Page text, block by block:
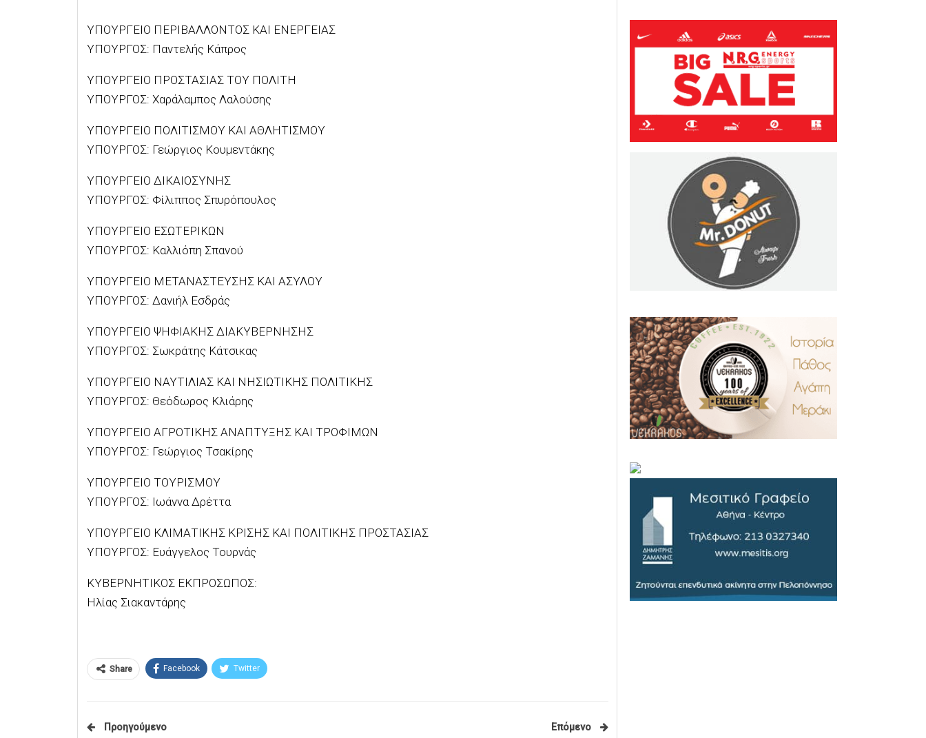
ΥΠΟΥΡΓΕΙΟ ΠΕΡΙΒΑΛΛΟΝΤΟΣ ΚΑΙ ΕΝΕΡΓΕΙΑΣ
ΥΠΟΥΡΓΟΣ: Παντελής Κάπρος
ΥΠΟΥΡΓΕΙΟ ΠΡΟΣΤΑΣΙΑΣ ΤΟΥ ΠΟΛΙΤΗ
ΥΠΟΥΡΓΟΣ: Χαράλαμπος Λαλούσης
ΥΠΟΥΡΓΕΙΟ ΠΟΛΙΤΙΣΜΟΥ ΚΑΙ ΑΘΛΗΤΙΣΜΟΥ
ΥΠΟΥΡΓΟΣ: Γεώργιος Κουμεντάκης
ΥΠΟΥΡΓΕΙΟ ΔΙΚΑΙΟΣΥΝΗΣ
ΥΠΟΥΡΓΟΣ: Φίλιππος Σπυρόπουλος
ΥΠΟΥΡΓΕΙΟ ΕΣΩΤΕΡΙΚΩΝ
ΥΠΟΥΡΓΟΣ: Καλλιόπη Σπανού
ΥΠΟΥΡΓΕΙΟ ΜΕΤΑΝΑΣΤΕΥΣΗΣ ΚΑΙ ΑΣΥΛΟΥ
ΥΠΟΥΡΓΟΣ: Δανιήλ Εσδράς
ΥΠΟΥΡΓΕΙΟ ΨΗΦΙΑΚΗΣ ΔΙΑΚΥΒΕΡΝΗΣΗΣ
ΥΠΟΥΡΓΟΣ: Σωκράτης Κάτσικας
ΥΠΟΥΡΓΕΙΟ ΝΑΥΤΙΛΙΑΣ ΚΑΙ ΝΗΣΙΩΤΙΚΗΣ ΠΟΛΙΤΙΚΗΣ
ΥΠΟΥΡΓΟΣ: Θεόδωρος Κλιάρης
ΥΠΟΥΡΓΕΙΟ ΑΓΡΟΤΙΚΗΣ ΑΝΑΠΤΥΞΗΣ ΚΑΙ ΤΡΟΦΙΜΩΝ
ΥΠΟΥΡΓΟΣ: Γεώργιος Τσακίρης
ΥΠΟΥΡΓΕΙΟ ΤΟΥΡΙΣΜΟΥ
ΥΠΟΥΡΓΟΣ: Ιωάννα Δρέττα
ΥΠΟΥΡΓΕΙΟ ΚΛΙΜΑΤΙΚΗΣ ΚΡΙΣΗΣ ΚΑΙ ΠΟΛΙΤΙΚΗΣ ΠΡΟΣΤΑΣΙΑΣ
ΥΠΟΥΡΓΟΣ: Ευάγγελος Τουρνάς
ΚΥΒΕΡΝΗΤΙΚΟΣ ΕΚΠΡΟΣΩΠΟΣ:
Ηλίας Σιακαντάρης
Share Facebook Twitter
Προηγούμενο
Επόμενο